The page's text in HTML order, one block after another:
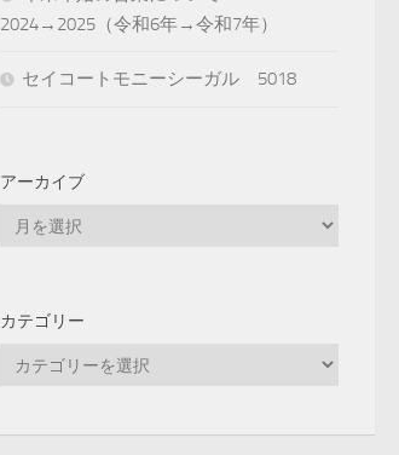
2024→2025（令和6年→令和7年）
セイコートモニーシーガル 5018
アーカイブ
ブ
カテゴリー